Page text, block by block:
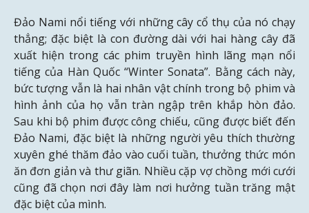
Đảo Nami nổi tiếng với những cây cổ thụ của nó chạy
thẳng; đặc biệt là con đường dài với hai hàng cây đã
xuất hiện trong các phim truyền hình lãng mạn nổi
tiếng của Hàn Quốc “Winter Sonata”. Bằng cách này,
bức tượng vẫn là hai nhân vật chính trong bộ phim và
hình ảnh của họ vẫn tràn ngập trên khắp hòn đảo.
Sau khi bộ phim được công chiếu, cũng được biết đến
Đảo Nami, đặc biệt là những người yêu thích thường
xuyên ghé thăm đảo vào cuối tuần, thưởng thức món
ăn đơn giản và thư giãn. Nhiều cặp vợ chồng mới cưới
cũng đã chọn nơi đây làm nơi hưởng tuần trăng mật
đặc biệt của mình.